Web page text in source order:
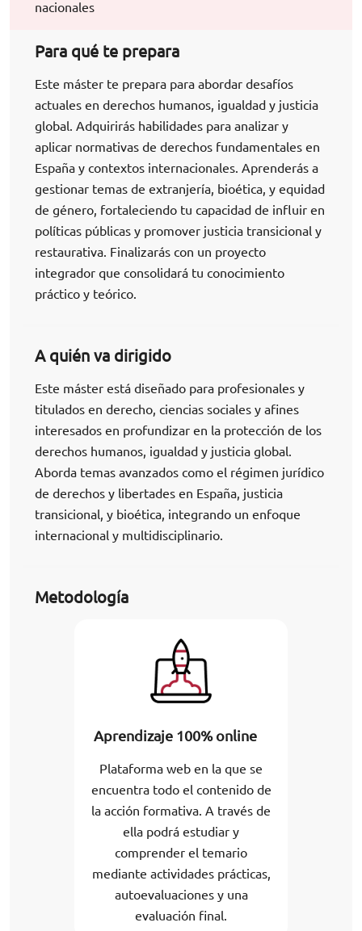
nacionales
Para qué te prepara
Este máster te prepara para abordar desafíos
actuales en derechos humanos, igualdad y justicia
global. Adquirirás habilidades para analizar y
aplicar normativas de derechos fundamentales en
España y contextos internacionales. Aprenderás a
gestionar temas de extranjería, bioética, y equidad
de género, fortaleciendo tu capacidad de influir en
políticas públicas y promover justicia transicional y
restaurativa. Finalizarás con un proyecto
integrador que consolidará tu conocimiento
práctico y teórico.
A quién va dirigido
Este máster está diseñado para profesionales y
titulados en derecho, ciencias sociales y afines
interesados en profundizar en la protección de los
derechos humanos, igualdad y justicia global.
Aborda temas avanzados como el régimen jurídico
de derechos y libertades en España, justicia
transicional, y bioética, integrando un enfoque
internacional y multidisciplinario.
Metodología
Aprendizaje 100% online
Plataforma web en la que se
encuentra todo el contenido de
la acción formativa. A través de
ella podrá estudiar y
comprender el temario
mediante actividades prácticas,
autoevaluaciones y una
evaluación final.